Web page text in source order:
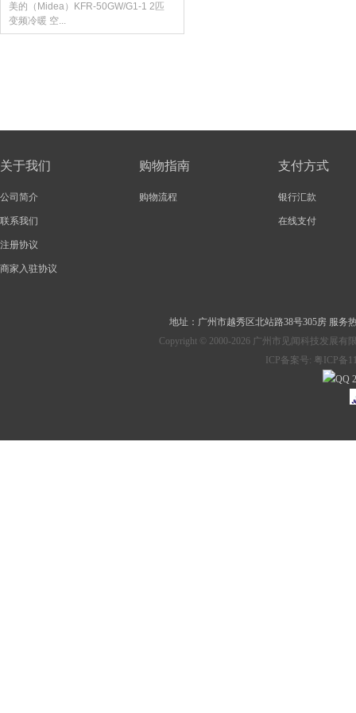
美的（Midea）KFR-50GW/G1-1 2匹
变频冷暖 空...
关于我们
公司简介
联系我们
注册协议
商家入驻协议
购物指南
购物流程
支付方式
银行汇款
在线支付
地址： 广州市越秀区北站路38号305房 服务
Copyright © 2000-2026 广州市见闻科技发展
ICP备案号: 粤ICP备